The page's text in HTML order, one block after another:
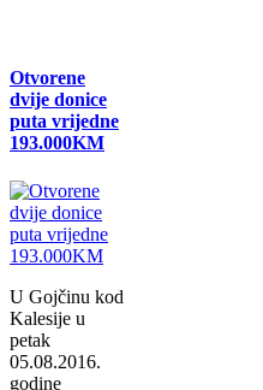
Otvorene
dvije donice
puta vrijedne
193.000KM
U Gojčinu kod
Kalesije u
petak
05.08.2016.
godine